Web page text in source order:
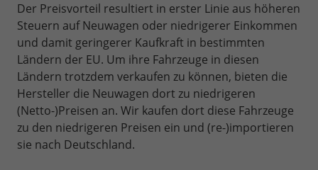
Der Preisvorteil resultiert in erster Linie aus höheren
Steuern auf Neuwagen oder niedrigerer Einkommen
und damit geringerer Kaufkraft in bestimmten
Ländern der EU. Um ihre Fahrzeuge in diesen
Ländern trotzdem verkaufen zu können, bieten die
Hersteller die Neuwagen dort zu niedrigeren
(Netto-)Preisen an. Wir kaufen dort diese Fahrzeuge
zu den niedrigeren Preisen ein und (re-)importieren
sie nach Deutschland.